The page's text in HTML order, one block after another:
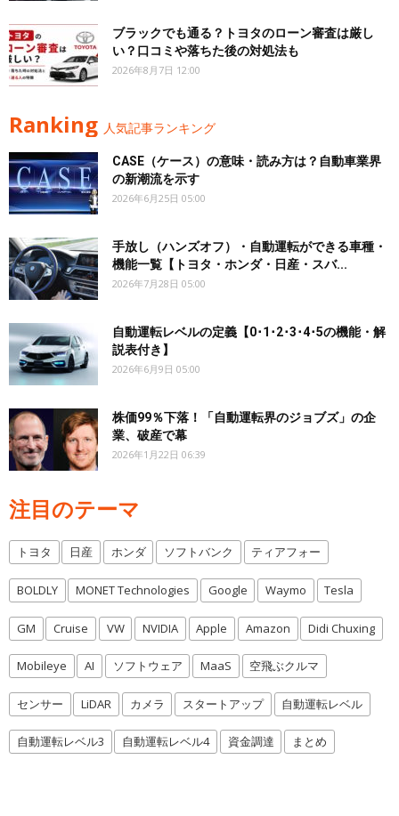
ブラックでも通る？トヨタのローン審査は厳し
い？口コミや落ちた後の対処法も
2026年8月7日 12:00
Ranking 人気記事ランキング
CASE（ケース）の意味・読み方は？自動車業界
の新潮流を示す
2026年6月25日 05:00
手放し（ハンズオフ）・自動運転ができる車種・
機能一覧【トヨタ・ホンダ・日産・スバ...
2026年7月28日 05:00
自動運転レベルの定義【0･1･2･3･4･5の機能・解
説表付き】
2026年6月9日 05:00
株価99％下落！「自動運転界のジョブズ」の企
業、破産で幕
2026年1月22日 06:39
注目のテーマ
トヨタ 日産 ホンダ ソフトバンク ティアフォー
BOLDLY MONET Technologies Google Waymo Tesla
GM Cruise VW NVIDIA Apple Amazon Didi Chuxing
Mobileye AI ソフトウェア MaaS 空飛ぶクルマ
センサー LiDAR カメラ スタートアップ 自動運転レベル
自動運転レベル3 自動運転レベル4 資金調達 まとめ